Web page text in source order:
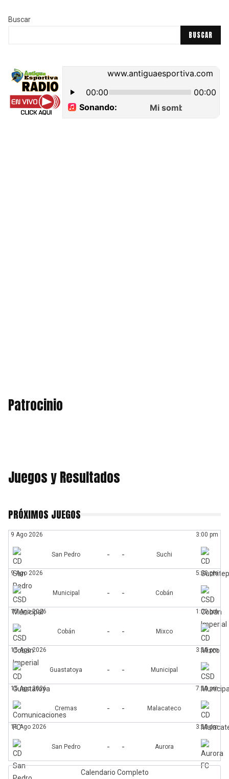
Buscar
BUSCAR
Patrocinio
Juegos y Resultados
PRÓXIMOS JUEGOS
9 Ago 2026 3:00 pm
San Pedro - - Suchi
9 Ago 2026 5:00 pm
Municipal - - Cobán
15 Ago 2026 1:00 pm
Cobán - - Mixco
15 Ago 2026 3:00 pm
Guastatoya - - Municipal
15 Ago 2026 7:00 pm
Cremas - - Malacateco
16 Ago 2026 3:00 pm
San Pedro - - Aurora
Calendario Completo